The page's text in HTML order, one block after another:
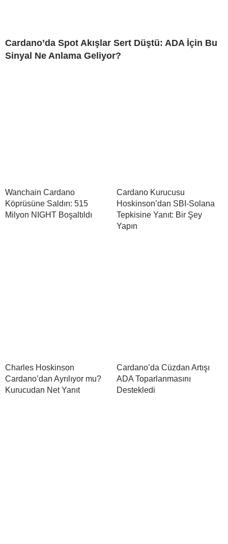
Cardano’da Spot Akışlar Sert Düştü: ADA İçin Bu
Sinyal Ne Anlama Geliyor?
Wanchain Cardano
Köprüsüne Saldırı: 515
Milyon NIGHT Boşaltıldı
Cardano Kurucusu
Hoskinson’dan SBI-Solana
Tepkisine Yanıt: Bir Şey
Yapın
Charles Hoskinson
Cardano’dan Ayrılıyor mu?
Kurucudan Net Yanıt
Cardano’da Cüzdan Artışı
ADA Toparlanmasını
Destekledi